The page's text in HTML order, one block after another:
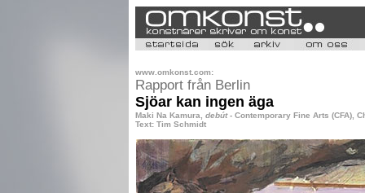
www.omkonst.com:
Rapport från Berlin
Sjöar kan ingen äga
Maki Na Kamura, debút- Contemporary Fine Arts (CFA),
Text: Tim Schmidt